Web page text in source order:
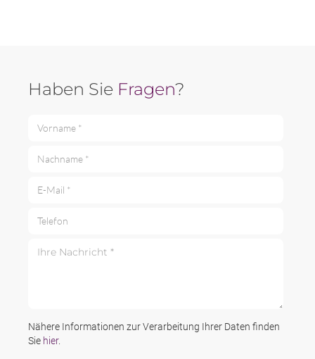
Haben Sie Fragen?
Nähere Informationen zur Verarbeitung Ihrer Daten finden
Sie hier.